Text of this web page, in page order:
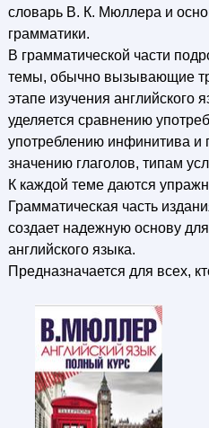
словарь В. К. Мюллера и
грамматики.
В грамматической части
темы, обычно вызывающие
этапе изучения английского
уделяется сравнению
употреблению инфинитива и
значению глаголов, типам
К каждой теме даются
Грамматическая часть
создает надежную основу
английского языка.
Предназначается для всех,